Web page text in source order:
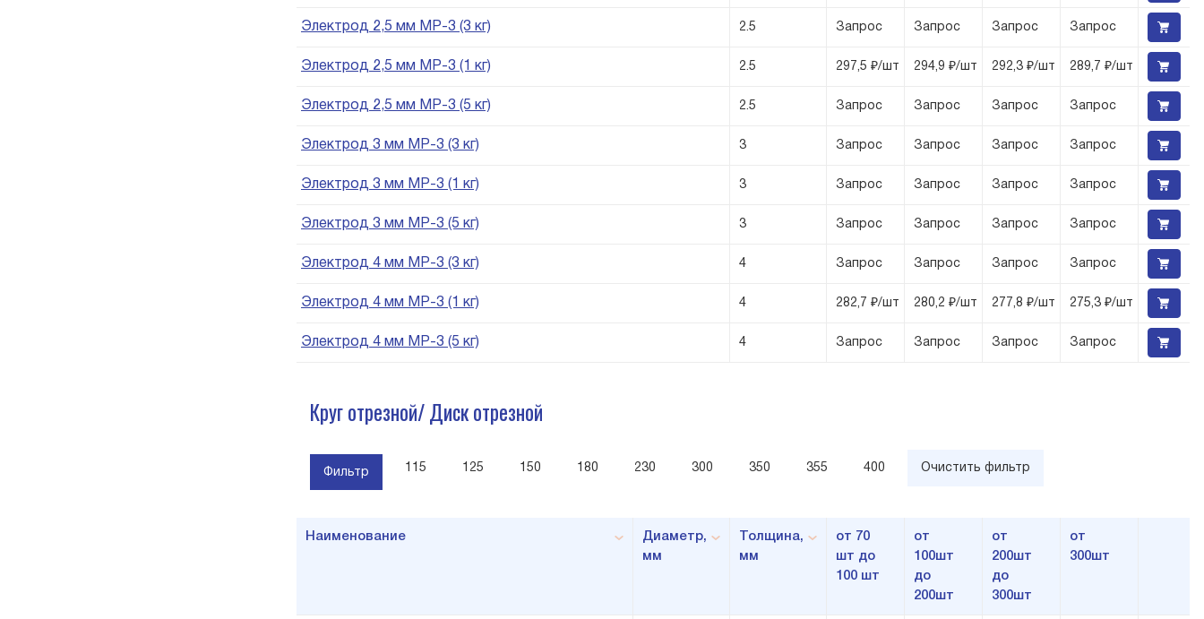
Электрод 2,5 мм МР-3 (3 кг) 2.5 Запрос Запрос Запрос Запрос
Электрод 2,5 мм МР-3 (1 кг) 2.5 297,5 ₽/шт 294,9 ₽/шт 292,3 ₽/шт 289,7 ₽/шт
Электрод 2,5 мм МР-3 (5 кг) 2.5 Запрос Запрос Запрос Запрос
Электрод 3 мм МР-3 (3 кг) 3 Запрос Запрос Запрос Запрос
Электрод 3 мм МР-3 (1 кг) 3 Запрос Запрос Запрос Запрос
Электрод 3 мм МР-3 (5 кг) 3 Запрос Запрос Запрос Запрос
Электрод 4 мм МР-3 (3 кг) 4 Запрос Запрос Запрос Запрос
Электрод 4 мм МР-3 (1 кг) 4 282,7 ₽/шт 280,2 ₽/шт 277,8 ₽/шт 275,3 ₽/шт
Электрод 4 мм МР-3 (5 кг) 4 Запрос Запрос Запрос Запрос
Круг отрезной/ Диск отрезной
Фильтр 115 125 150 180 230 300 350 355 400 Очистить фильтр
Наименование
Диаметр,
мм
Толщина,
мм
от 70
шт до
100 шт
от
100шт
до
200шт
от
200шт
до
300шт
от
300шт